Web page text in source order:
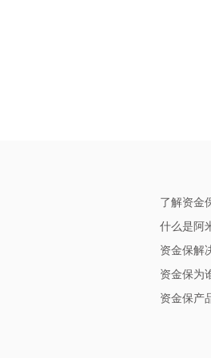
了解资金
什么是阿
资金保解
资金保为
资金保产